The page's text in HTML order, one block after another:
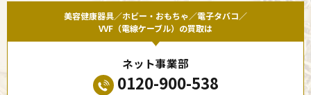
美容健康器具／ホビー・おもちゃ／電子タバコ／
VVF（電線ケーブル）の買取は
ネット事業部
0120-900-538